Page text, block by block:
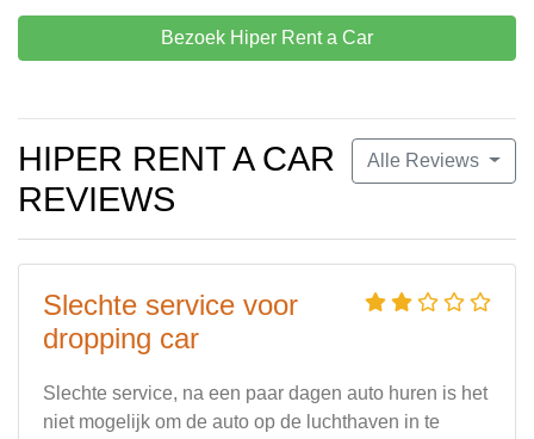
Bezoek Hiper Rent a Car
Alle Reviews
HIPER RENT A CAR
REVIEWS
Slechte service voor
dropping car
Slechte service, na een paar dagen auto huren is het
niet mogelijk om de auto op de luchthaven in te